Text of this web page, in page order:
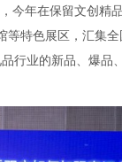
今年在保留文创精
等特色展区，汇集
行业的新品、爆品